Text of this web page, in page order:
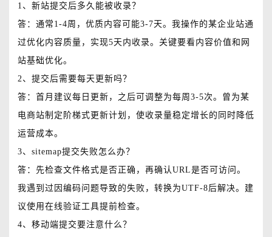
1、新站提交后多久能被收录？
答：通常1-4周，优质内容可能3-7天。我操作的某企业站通
过优化内容质量，实现5天内收录。关键要看内容价值和网
站基础优化。
2、提交后需要每天更新吗？
答：首月建议每日更新，之后可调整为每周3-5次。曾为某
电商站制定阶梯式更新计划，使收录量稳定增长的同时降低
运营成本。
3、sitemap提交失败怎么办？
答：先检查文件格式是否正确，再确认URL是否可访问。
我遇到过因编码问题导致的失败，转换为UTF-8后解决。建
议使用在线验证工具提前检查。
4、移动端提交要注意什么？